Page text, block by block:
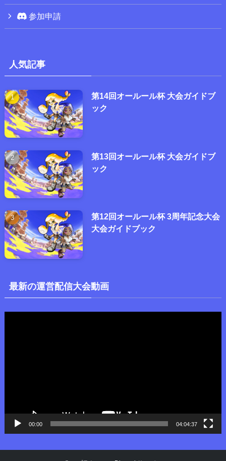
参加申請
人気記事
第14回オールール杯 大会ガイドブ
ック
第13回オールール杯 大会ガイドブ
ック
第12回オールール杯 3周年記念大会
大会ガイドブック
最新の運営配信大会動画
00:00 04:04:37